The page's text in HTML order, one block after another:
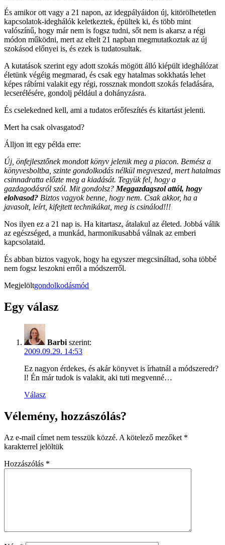
És amikor ott vagy a 21 napon, az idegpályáidon új, kitörölhetetlen
kapcsolatok-ideghálók keletkeztek, épültek ki, és több mint
valószínű, hogy már nem is fogsz tudni, sőt nem is akarsz a régi
módon működni, mert az eltelt 21 napban megmutatkoztak az új
szokásod előnyei is, és ezek is tudatosultak.
A kutatások szerint egy adott szokás mögött álló kiépült ideghálózat
életünk végéig megmarad, és csak egy hatalmas sokkhatás lehet
képes rábírni valakit egy régi, rossznak mondott szokás feladására,
lecserélésére, gondolj például a dohányzásra.
És cselekedned kell, ami a tudatos erőfeszítés és kitartást jelenti.
Mert ha csak olvasgatod?
Álljon itt egy példa erre:
Új, önfejlesztőnek mondott könyv jelenik meg a piacon. Bemész a
könyvesboltba, szinte gondolkodás nélkül megveszed, mert hatalmas
csinnadratta előzte meg a kiadását. Tegyük fel, hogy a
gazdagodásról szól. Mit gondolsz? Meggazdagszol attól, hogy
elolvasod? Biztos vagyok benne, hogy nem. Csak akkor, ha a
javasolt, leírt, kifejtett technikákat, meg is csinálod!!!
Nos ilyen ez a 21 nap is. Ha kitartasz, átalakul az életed. Jobbá válik
az egészséged, a munkád, harmonikusabbá válnak az emberi
kapcsolataid.
És abban biztos vagyok, hogy ha egyszer megcsináltad, soha többé
nem fogsz leszokni erről a módszerről.
Megjelöltgondolkodásmód
Egy válasz
Barbi szerint:
2009.09.29. 14:53
Ez nagyon érdekes, és akár könyvet is írhatnál a módszeredr?
l! Én már tudok is valakit, aki tuti megvenné…
Válasz
Vélemény, hozzászólás?
Az e-mail címet nem tesszük közzé. A kötelező mezőket *
karakterrel jelöltük
Hozzászólás *